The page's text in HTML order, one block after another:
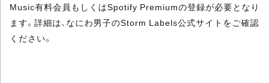
Music有料会員もしくはSpotify Premiumの登録が必要となり
ます。詳細は、なにわ男子のStorm Labels公式サイトをご確認
ください。